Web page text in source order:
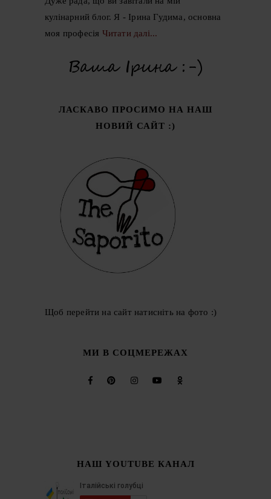
кулінарний блог. Я - Ірина Гудима, основна
моя професія Читати далі...
ЛАСКАВО ПРОСИМО НА НАШ
НОВИЙ САЙТ :)
Щоб перейти на сайт натисніть на фото :)
МИ В СОЦМЕРЕЖАХ
НАШ YOUTUBE КАНАЛ